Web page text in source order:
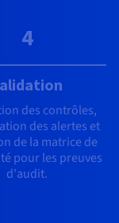
4
des contrôles,
des alertes et
de la matrice de
pour les preuves
d'audit.